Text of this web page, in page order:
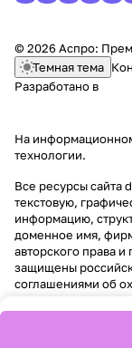
© 2026 Аспро:
Темная тема
Разработано в
На
технологии.
Все ресурсы сайта
текстовую,
информацию,
доменное имя,
авторского права и
защищены
соглашениями об